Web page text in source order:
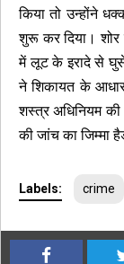
किया तो उन्होंने
शुरू कर दिया।
में लूट के इरादे से
ने शिकायत के
शस्त्र अधिनियम की
की जांच का जिम्मा
Labels: crime